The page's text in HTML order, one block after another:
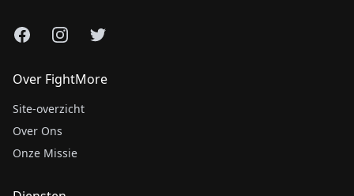
FacebookInstagram
X
Over FightMore
Site-overzicht
Over Ons
Onze Missie